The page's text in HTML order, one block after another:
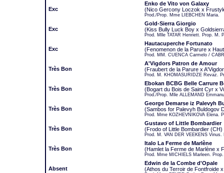
Exc
Enko de Vito von Galaxy
(Nico Gercony Loczok x
Prod./Prop. Mme LIEBCHEN Maria.
Exc
Gold-Sierra Giorgio
(Kiss Bully Luck Boy x
Prod. Mlle TATAR Henriett. Prop. M.
Exc
Hautacuperche Fortunato
(Fenomenon de la Parure x
Prod. MM. CUENCA Carmelo /
Très Bon
A'Vigdors Patron de Amour
(Fraubert de la Parure x
Prod. M. KHOMASURIDZE Revaz.
Très Bon
Ebokan BCBG Belle Carrure
(Bogart du Bois de Saint Cyr x
Prod./Prop. Mlle ALLEMAND
Très Bon
George Demarse iz Palevyh
(Sambos for Palevyh Buldogov
Prod. Mme KOZHEVNIKOVA Elena.
Très Bon
Gustavo of Little Bombardier
(Frodo of Little Bombardier
Prod. M. VAN DER VEEKENS
Très Bon
Italo La Ferme de Marlène
(Hamlet la Ferme de Marlène x
Prod. Mme MICHIELS Marleen.
Absent
Edwin de la Combe d'Opale
(Athos du Terroir de Fontfroide